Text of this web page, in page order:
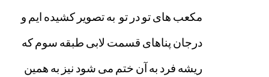
مکعبهایتودر تو بهتصویر کشیدهایمو
درجانپناهایقسمت لابیطبقهسومکه
ریشهفردبهآنختممیشودنیز بههمین